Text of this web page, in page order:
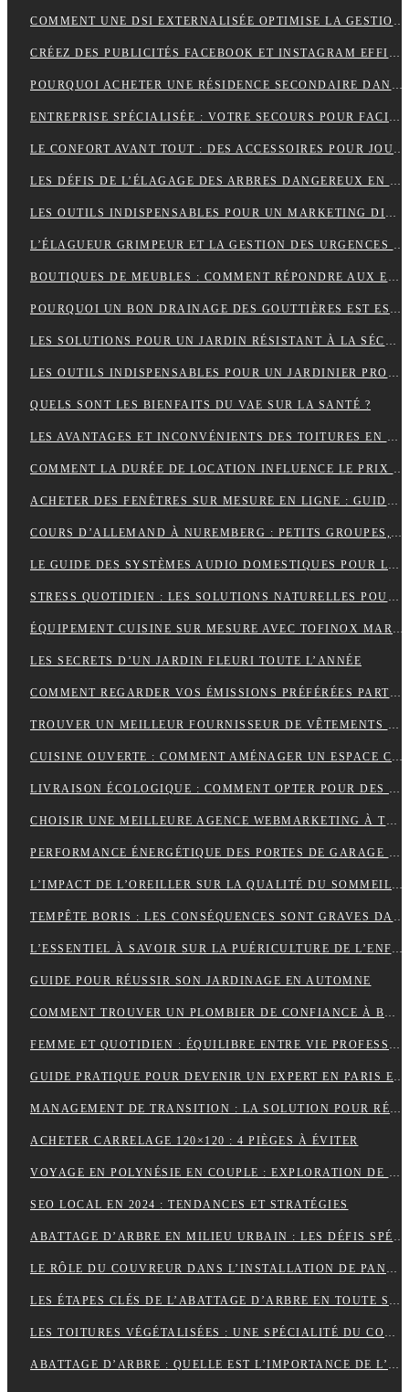
COMMENT UNE DSI EXTERNALISÉE OPTIMISE LA GESTION DE VOTRE SYSTÈME D’INFORMATION ?
CRÉEZ DES PUBLICITÉS FACEBOOK ET INSTAGRAM EFFICACES POUR VOTRE BUSINESS
POURQUOI ACHETER UNE RÉSIDENCE SECONDAIRE DANS LA STATION BALNÉAIRE DE PORTICCIO EN CORSE DU SUD, DANS LE GOLFE D’AJACCIO ?
ENTREPRISE SPÉCIALISÉE : VOTRE SECOURS POUR FACILITER VOTRE DÉMÉNAGEMENT
LE CONFORT AVANT TOUT : DES ACCESSOIRES POUR JOUER PENDANT DES HEURES
LES DÉFIS DE L’ÉLAGAGE DES ARBRES DANGEREUX EN MILIEU RÉSIDENTIEL
LES OUTILS INDISPENSABLES POUR UN MARKETING DIGITAL RÉUSSI
L’ÉLAGUEUR GRIMPEUR ET LA GESTION DES URGENCES SUR LES ARBRES DANGEREUX
BOUTIQUES DE MEUBLES : COMMENT RÉPONDRE AUX EXIGENCES DES CLIENTS POINTILLEUX ?
POURQUOI UN BON DRAINAGE DES GOUTTIÈRES EST ESSENTIEL POUR VOTRE MAISON ?
LES SOLUTIONS POUR UN JARDIN RÉSISTANT À LA SÉCHERESSE
LES OUTILS INDISPENSABLES POUR UN JARDINIER PROFESSIONNEL
QUELS SONT LES BIENFAITS DU VAE SUR LA SANTÉ ?
LES AVANTAGES ET INCONVÉNIENTS DES TOITURES EN BARDEAUX
COMMENT LA DURÉE DE LOCATION INFLUENCE LE PRIX D’UNE BENNE ?
ACHETER DES FENÊTRES SUR MESURE EN LIGNE : GUIDE ET ASTUCES
COURS D’ALLEMAND À NUREMBERG : PETITS GROUPES, PROFESSEURS EXPÉRIMENTÉS, AMBIANCE CONVIVIALE
LE GUIDE DES SYSTÈMES AUDIO DOMESTIQUES POUR LES DÉBUTANTS
STRESS QUOTIDIEN : LES SOLUTIONS NATURELLES POUR RETROUVER VITALITÉ ET BIEN-ÊTRE
ÉQUIPEMENT CUISINE SUR MESURE AVEC TOFINOX MAROC
LES SECRETS D’UN JARDIN FLEURI TOUTE L’ANNÉE
COMMENT REGARDER VOS ÉMISSIONS PRÉFÉRÉES PARTOUT EN FRANCE ?
TROUVER UN MEILLEUR FOURNISSEUR DE VÊTEMENTS TENDANCES POUR VOTRE BOUTIQUE
CUISINE OUVERTE : COMMENT AMÉNAGER UN ESPACE CONVIVIAL ET FONCTIONNEL ?
LIVRAISON ÉCOLOGIQUE : COMMENT OPTER POUR DES SOLUTIONS DE LIVRAISON DURABLES POUR VOS ACHATS EN LIGNE
CHOISIR UNE MEILLEURE AGENCE WEBMARKETING À TOULOUSE : 4 CRITÈRES À CONSIDÉRER
PERFORMANCE ÉNERGÉTIQUE DES PORTES DE GARAGE ENROULABLES : ALUMINIUM, PVC OU ACIER ?
L’IMPACT DE L’OREILLER SUR LA QUALITÉ DU SOMMEIL : CE QUE VOUS DEVEZ SAVOIR POUR OPTIMISER VOTRE REPOS
TEMPÊTE BORIS : LES CONSÉQUENCES SONT GRAVES DANS CERTAINS PAYS EUROPÉENS
L’ESSENTIEL À SAVOIR SUR LA PUÉRICULTURE DE L’ENFANT
GUIDE POUR RÉUSSIR SON JARDINAGE EN AUTOMNE
COMMENT TROUVER UN PLOMBIER DE CONFIANCE À BORDEAUX ?
FEMME ET QUOTIDIEN : ÉQUILIBRE ENTRE VIE PROFESSIONNELLE ET PERSONNELLE
GUIDE PRATIQUE POUR DEVENIR UN EXPERT EN PARIS ET EN JEUX
MANAGEMENT DE TRANSITION : LA SOLUTION POUR RÉUSSIR LES TRANSFORMATIONS COMPLEXES EN ENTREPRISE
ACHETER CARRELAGE 120×120 : 4 PIÈGES À ÉVITER
VOYAGE EN POLYNÉSIE EN COUPLE : EXPLORATION DE SES PLUS BELLES ÎLES
SEO LOCAL EN 2024 : TENDANCES ET STRATÉGIES
ABATTAGE D’ARBRE EN MILIEU URBAIN : LES DÉFIS SPÉCIFIQUES
LE RÔLE DU COUVREUR DANS L’INSTALLATION DE PANNEAUX SOLAIRES
LES ÉTAPES CLÉS DE L’ABATTAGE D’ARBRE EN TOUTE SÉCURITÉ
LES TOITURES VÉGÉTALISÉES : UNE SPÉCIALITÉ DU COUVREUR
ABATTAGE D’ARBRE : QUELLE EST L’IMPORTANCE DE L’ASSURANCE ?